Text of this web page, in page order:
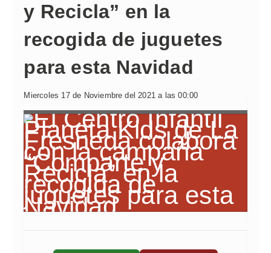
y Recicla” en la
recogida de juguetes
para esta Navidad
Miercoles 17 de Noviembre del 2021 a las 00:00